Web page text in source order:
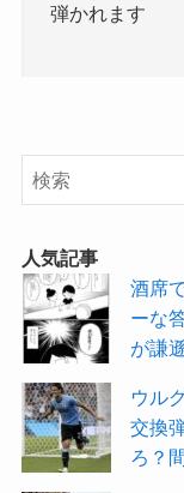
弾かれます
人気記事
酒席
ーな
が謙
ウル
交換
ろ？